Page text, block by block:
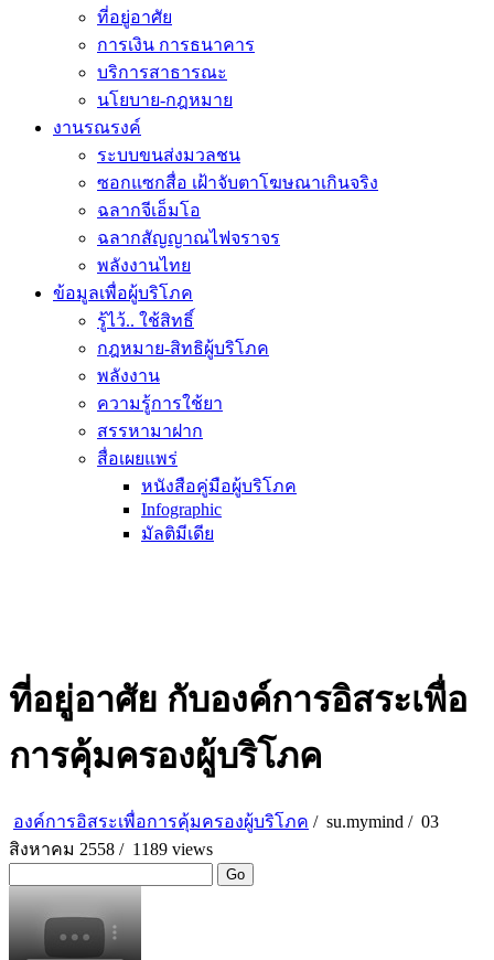
ที่อยู่อาศัย
การเงิน การธนาคาร
บริการสาธารณะ
นโยบาย-กฎหมาย
งานรณรงค์
ระบบขนส่งมวลชน
ซอกแซกสื่อ เฝ้าจับตาโฆษณาเกินจริง
ฉลากจีเอ็มโอ
ฉลากสัญญาณไฟจราจร
พลังงานไทย
ข้อมูลเพื่อผู้บริโภค
รู้ไว้.. ใช้สิทธิ์
กฎหมาย-สิทธิผู้บริโภค
พลังงาน
ความรู้การใช้ยา
สรรหามาฝาก
สื่อเผยแพร่
หนังสือคู่มือผู้บริโภค
Infographic
มัลติมีเดีย
ที่อยู่อาศัย กับองค์การอิสระเพื่อ
การคุ้มครองผู้บริโภค
องค์การอิสระเพื่อการคุ้มครองผู้บริโภค / su.mymind / 03
สิงหาคม 2558 / 1189 views
Go